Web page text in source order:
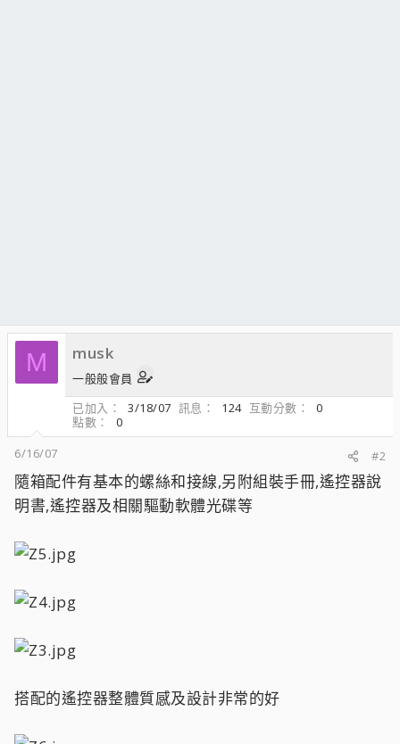
M musk
一般般會員
已加入
3/18/07 訊息 124 互動分數
0
點數
0
6/16/07
#2
隨箱配件有基本的螺絲和接線,另附組裝手冊,遙控器說
明書,遙控器及相關驅動軟體光碟等
搭配的遙控器整體質感及設計非常的好